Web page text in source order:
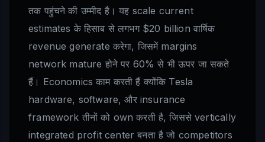
तक पहुंचने की उम्मीद है। यह scale current
estimates के हिसाब से लगभग $20 billion वार्षिक
revenue generate करेगा, जिसमें margins
network mature होने पर 60% से भी ऊपर जा सकते
हैं। Economics काम करती हैं क्योंकि Tesla
hardware, software, और insurance
framework तीनों को own करती है, जिससे vertically
integrated profit center बनता है जो competitors